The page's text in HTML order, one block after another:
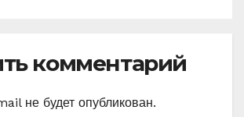
комментарий
не будет опубликован.